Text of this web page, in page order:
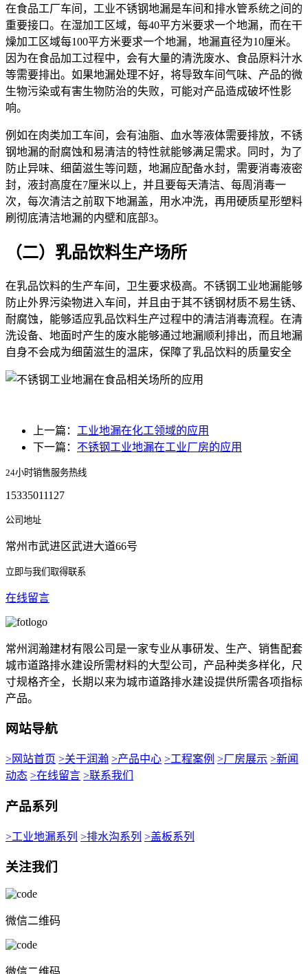
在食品工厂车间，工业不锈钢地漏是车间和排水管系统之间的
重要接口。在湿加工区域，每40平方米要求一个地漏，而在干
燥加工区域每100平方米要求一个地漏，地漏直径为10厘米。
因为在食品加工过程中，会有大量的清洗废水、食品原料汁水
等需要排出。如果地漏处理不好，将导致车间气味、产品的微
生物污染或有害生物防治的失败，可能对产品造成破坏性影
响。
例如在肉类加工车间，会有油脂、血水等液体需要排放，不锈
钢地漏的耐腐蚀和易清洁的特性就能够满足需求。同时，为了
防止异味、细菌滋生等问题，地漏应配备水封，需要消毒液密
封，液封高度在7厘米以上，并且要每天清洁、每周消毒一
次，每次清洁之前取下地漏盖，用水冲洗，再用硬质星形塑料
刷彻底清洁地漏的内壁和底部3。
（二）乳品饮料生产场所
在乳品饮料的生产车间，卫生要求极高。不锈钢工业地漏能够
防止外界污染物进入车间，并且由于其不锈钢材质不易生锈、
耐腐蚀，能够适应乳品饮料生产过程中的清洁消毒流程。在清
洗设备、地面时产生的废水能够通过地漏顺利排出，而且地漏
自身不会成为细菌滋生的温床，保障了乳品饮料的质量安全
上一篇： 工业地漏在化工领域的应用
下一篇： 不锈钢工业地漏在工业厂房的应用
24小时销售服务热线
15335011127
公司地址
常州市武进区武进大道66号
立即与我们取得联系
在线留言
常州润瀚建材有限公司是一家专业从事研发、生产、销售配套
城市道路排水建设所需材料的大型公司，产品种类多样化，尺
寸规格齐全，长期以来为城市道路排水建设提供所需各项指标
产品。
网站导航
>网站首页 >关于润瀚 >产品中心 >工程案例 >厂房展示 >新闻
动态 >在线留言 >联系我们
产品系列
>工业地漏系列 >排水沟系列 >盖板系列
关注我们
微信二维码
微信二维码